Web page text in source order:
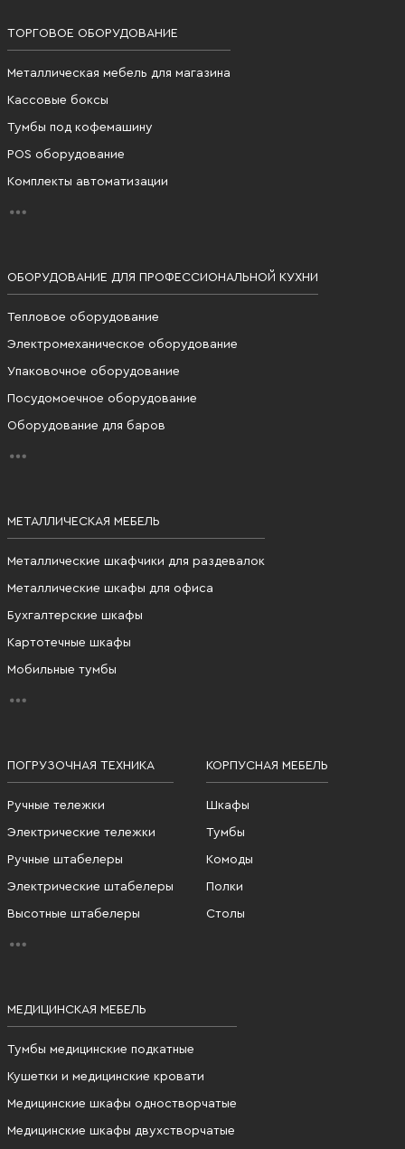
ТОРГОВОЕ ОБОРУДОВАНИЕ
Металлическая мебель для магазина
Кассовые боксы
Тумбы под кофемашину
POS оборудование
Комплекты автоматизации
ОБОРУДОВАНИЕ ДЛЯ ПРОФЕССИОНАЛЬНОЙ КУХНИ
Тепловое оборудование
Электромеханическое оборудование
Упаковочное оборудование
Посудомоечное оборудование
Оборудование для баров
МЕТАЛЛИЧЕСКАЯ МЕБЕЛЬ
Металлические шкафчики для раздевалок
Металлические шкафы для офиса
Бухгалтерские шкафы
Картотечные шкафы
Мобильные тумбы
ПОГРУЗОЧНАЯ ТЕХНИКА
Ручные тележки
Электрические тележки
Ручные штабелеры
Электрические штабелеры
Высотные штабелеры
КОРПУСНАЯ МЕБЕЛЬ
Шкафы
Тумбы
Комоды
Полки
Столы
МЕДИЦИНСКАЯ МЕБЕЛЬ
Тумбы медицинские подкатные
Кушетки и медицинские кровати
Медицинские шкафы одностворчатые
Медицинские шкафы двухстворчатые